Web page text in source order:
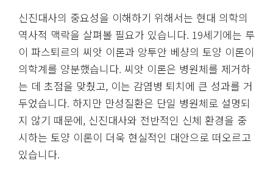
신진대사의 중요성을 이해하기 위해서는 현대 의학의
역사적 맥락을 살펴볼 필요가 있습니다. 19세기에는 루
이 파스퇴르의 씨앗 이론과 앙투안 베샹의 토양 이론이
의학계를 양분했습니다. 씨앗 이론은 병원체를 제거하
는 데 초점을 맞췄고, 이는 감염병 퇴치에 큰 성과를 거
두었습니다. 하지만 만성질환은 단일 병원체로 설명되
지 않기 때문에, 신진대사와 전반적인 신체 환경을 중
시하는 토양 이론이 더욱 현실적인 대안으로 떠오르고
있습니다.